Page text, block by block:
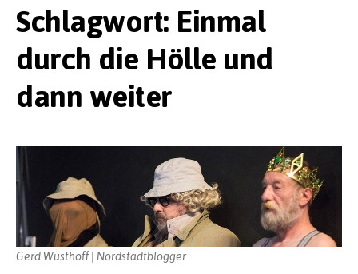
Schlagwort: Einmal
durch die Hölle und
dann weiter
Gerd Wüsthoff | Nordstadtblogger